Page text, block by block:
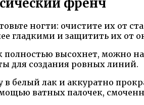
ногти: очистите их от
гладкими и защитить их от
полностью высохнет, можно
для создания ровных линий.
в белый лак и аккуратно
ватных палочек,